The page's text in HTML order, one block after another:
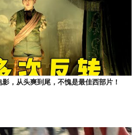
影，从头爽到尾，不愧是最佳西部片！